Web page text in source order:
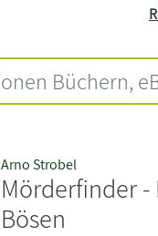
Arno Strobel
Mörderfinder -
Bösen